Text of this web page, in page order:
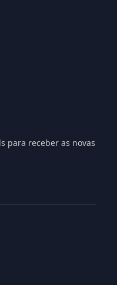
para receber as novas